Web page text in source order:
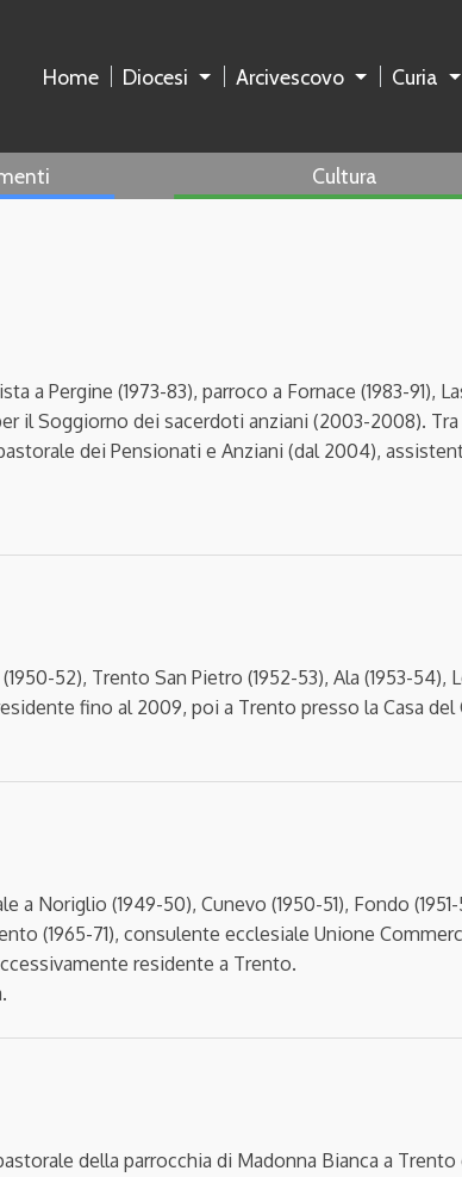
Home Diocesi Arcivescovo Curia
Cultura
Pergine (1973-83), parroco a Fornace (1983-91),
il Soggiorno dei sacerdoti anziani (2003-2008).
dei Pensionati e Anziani (dal 2004),
52), Trento San Pietro (1952-53), Ala (1953-54),
fino al 2009, poi a Trento presso la Casa del
(1949-50), Cunevo (1950-51), Fondo
(1965-71), consulente ecclesiale Unione
residente a Trento.
della parrocchia di Madonna Bianca a